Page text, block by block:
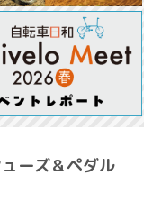
ーズ＆ペダル